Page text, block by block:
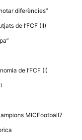
diferències”
de l’FCF (II)
de l’FCF (I)
MICFootball7
d'ús